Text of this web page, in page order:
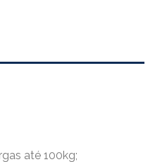
até 100kg;